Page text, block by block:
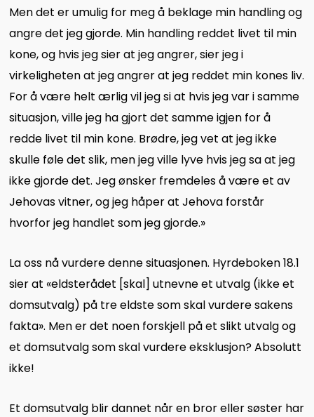
Men det er umulig for meg å beklage min handling og
angre det jeg gjorde. Min handling reddet livet til min
kone, og hvis jeg sier at jeg angrer, sier jeg i
virkeligheten at jeg angrer at jeg reddet min kones liv.
For å være helt ærlig vil jeg si at hvis jeg var i samme
situasjon, ville jeg ha gjort det samme igjen for å
redde livet til min kone. Brødre, jeg vet at jeg ikke
skulle føle det slik, men jeg ville lyve hvis jeg sa at jeg
ikke gjorde det. Jeg ønsker fremdeles å være et av
Jehovas vitner, og jeg håper at Jehova forstår
hvorfor jeg handlet som jeg gjorde.»
La oss nå vurdere denne situasjonen. Hyrdeboken 18.1
sier at «eldsterådet [skal] utnevne et utvalg (ikke et
domsutvalg) på tre eldste som skal vurdere sakens
fakta». Men er det noen forskjell på et slikt utvalg og
et domsutvalg som skal vurdere eksklusjon? Absolutt
ikke!
Et domsutvalg blir dannet når en bror eller søster har